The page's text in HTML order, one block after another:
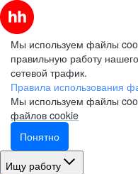
Мы используем файлы
правильную работу
сетевой трафик.
Правила использования
Мы используем файлы
файлов cookie
Понятно
Ищу работу